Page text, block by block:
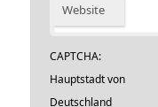
Website
CAPTCHA:
Hauptstadt von
Deutschland